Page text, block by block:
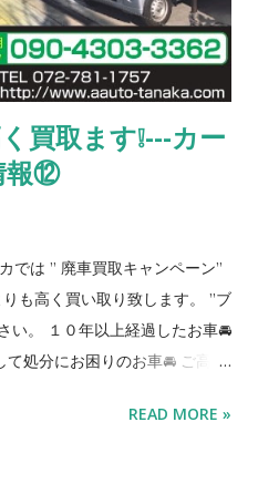
例えばバッテリー、ワイパープ
）を原価で交換いたします。
当店でお車をご購入されたお
ツ取付け（持込み可）を どん
ナビ、バックモニター、ドラレ
族、友人、知人でお車のご購入
はびっくりプレゼントがあり
たお客様によるご紹介の限定特
組み🔴 【全国での最安値ライン
バン、軽箱バン、軽SUVを得意
をお支払総額15万〜25万円,と
かり整備、しっかりお掃除して
買取ます❕---カー
報⑫
では ” 廃車買取キャンペーン”
も高く買い取り致します。 ”ブ
い。 １０年以上経過したお車🚘
て処分にお困りのお車🚘 ご高齢
くないなー、などコスト削減の
READ MORE »